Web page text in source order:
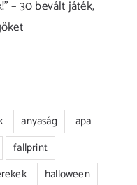
– 30 bevált játék,
anyaság
apa
fallprint
halloween